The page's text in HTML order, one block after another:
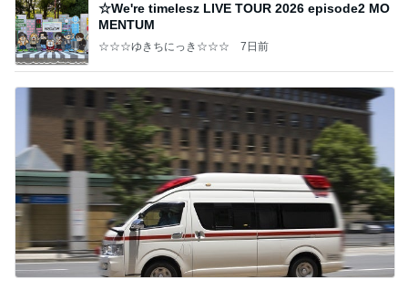
☆We're timelesz LIVE TOUR 2026 episode2 MO
MENTUM
☆☆☆ゆきちにっき☆☆☆ 7日前